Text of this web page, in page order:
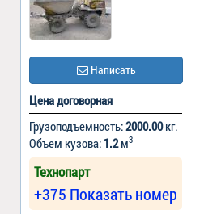
Написать
Цена договорная
Грузоподъемность:2000.00кг.
Объем кузова: 1.2м3
Технопарт
+375 Показать номер